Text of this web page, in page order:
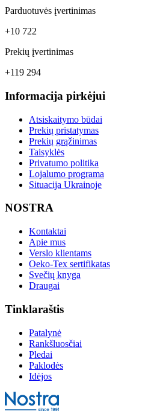
Parduotuvės įvertinimas
+10 722
Prekių įvertinimas
+119 294
Informacija pirkėjui
Atsiskaitymo būdai
Prekių pristatymas
Prekių grąžinimas
Taisyklės
Privatumo politika
Lojalumo programa
Situacija Ukrainoje
NOSTRA
Kontaktai
Apie mus
Verslo klientams
Oeko-Tex sertifikatas
Svečių knyga
Draugai
Tinklaraštis
Patalynė
Rankšluosčiai
Pledai
Paklodės
Idėjos